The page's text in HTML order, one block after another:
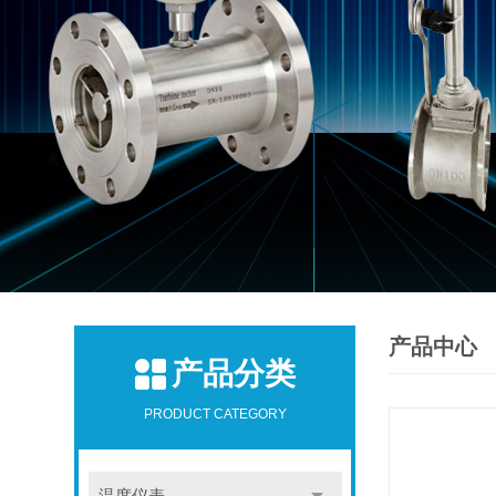
产品分类
PRODUCT CATEGORY
产品中心